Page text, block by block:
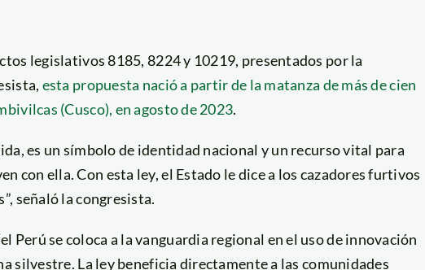
legislativos 8185, 8224 y 10219, presentados por la
esta propuesta nació a partir de la matanza de más de cien
(Cusco), en agosto de 2023.
es un símbolo de identidad nacional y un recurso vital para
con ella. Con esta ley, el Estado le dice a los cazadores furtivos
señaló la congresista.
Perú se coloca a la vanguardia regional en el uso de innovación
silvestre. La ley beneficia directamente a las comunidades